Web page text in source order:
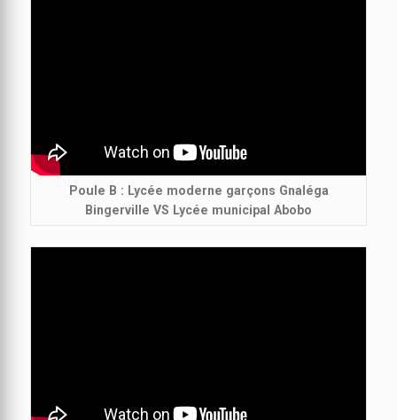
Poule B : Lycée moderne garçons Gnaléga
Bingerville VS Lycée municipal Abobo